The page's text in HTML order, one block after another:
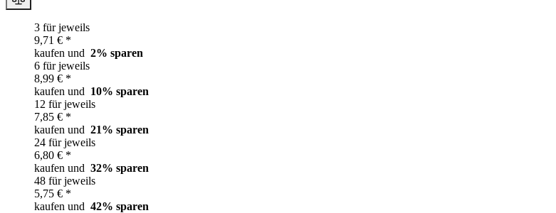
3 für jeweils
9,71 € *
kaufen und 2% sparen
6 für jeweils
8,99 € *
kaufen und 10% sparen
12 für jeweils
7,85 € *
kaufen und 21% sparen
24 für jeweils
6,80 € *
kaufen und 32% sparen
48 für jeweils
5,75 € *
kaufen und 42% sparen